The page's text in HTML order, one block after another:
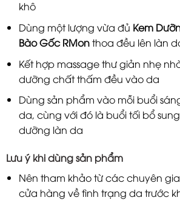
khô
Dùng một lượng vừa đủ Kem
Bào Gốc RMonthoa đều lên làn
Kết hợp massage thư giản nhẹ
dưỡng chất thấm đều vào da
Dùng sản phẩm vào mỗi buổi
da, cùng với đó là buổi tối bổ
dưỡng làn da
Lưu ý khi dùng sản phẩm
Nên tham khảo từ các chuyên
cửa hàng về tình trạng da trước